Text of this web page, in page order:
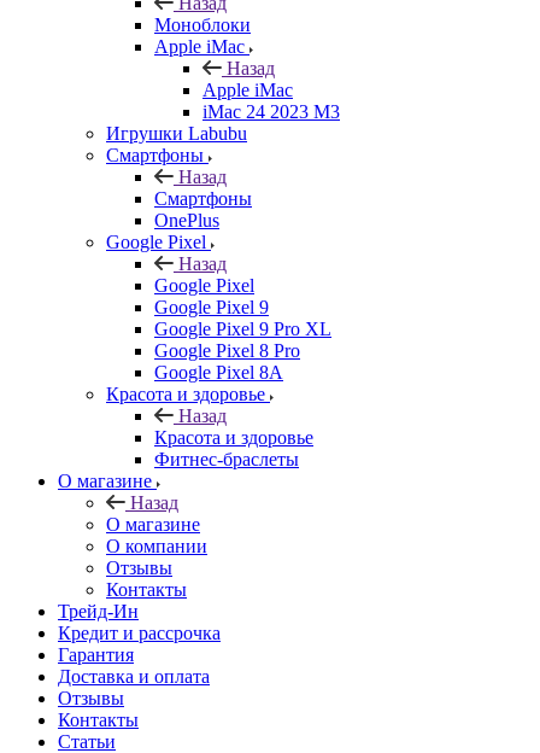
Моноблоки
Apple iMac
Назад
Apple iMac
iMac 24 2023 M3
Игрушки Labubu
Смартфоны
Назад
Смартфоны
OnePlus
Google Pixel
Назад
Google Pixel
Google Pixel 9
Google Pixel 9 Pro XL
Google Pixel 8 Pro
Google Pixel 8A
Красота и здоровье
Назад
Красота и здоровье
Фитнес-браслеты
О магазине
Назад
О магазине
О компании
Отзывы
Контакты
Трейд-Ин
Кредит и рассрочка
Гарантия
Доставка и оплата
Отзывы
Контакты
Статьи